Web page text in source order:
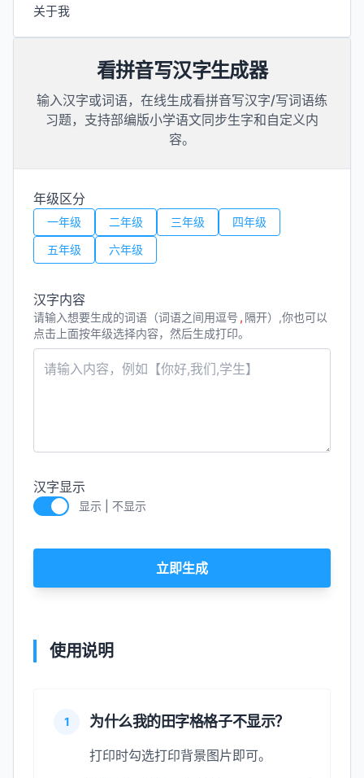
关于我
看拼音写汉字生成器
输入汉字或词语，在线生成看拼音写汉字/写词语练
习题，支持部编版小学语文同步生字和自定义内
容。
年级区分
一年级 二年级 三年级
四年级
五年级
六年级
汉字内容
请输入想要生成的词语（词语之间用逗号 , 隔开）,你也可以
点击上面按年级选择内容，然后生成打印。
汉字显示
显示 不显示
立即生成
使用说明
1 为什么我的田字格格子不显示？
打印时勾选打印背景图片即可。